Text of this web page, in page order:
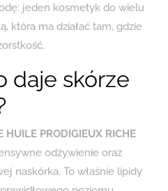
jeden kosmetyk do wielu
która ma działać tam, gdzie
daje skórze
HUILE PRODIGIEUX RICHE
odżywienie oraz
naskórka. To właśnie lipidy